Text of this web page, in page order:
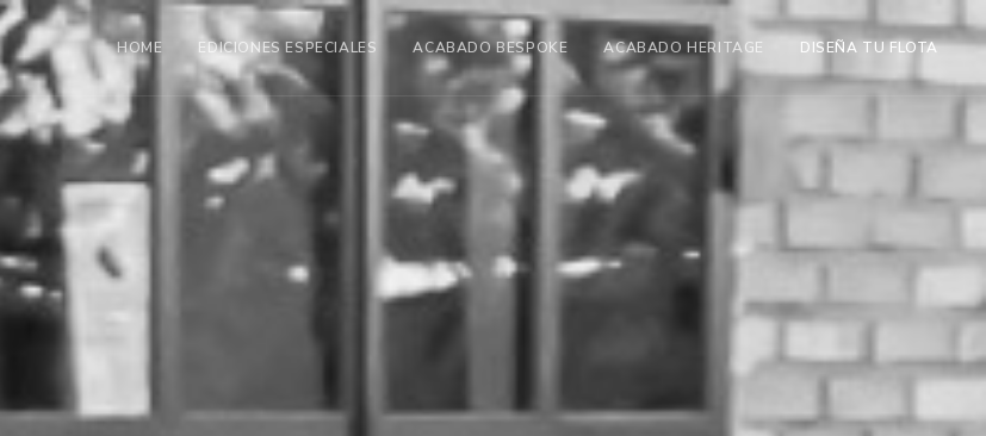
HOME EDICIONES ESPECIALES ACABADO BESPOKE ACABADO HERITAGE DISEÑA TU FLOTA